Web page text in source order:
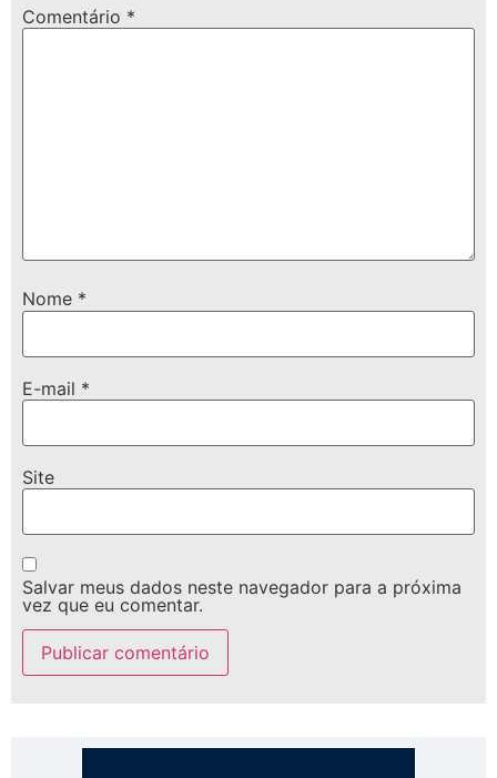
Comentário *
Nome *
E-mail *
Site
Salvar meus dados neste navegador para a próxima
vez que eu comentar.